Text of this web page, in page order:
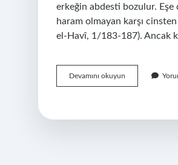
erkeğin abdesti bozulur. Eşe
haram olmayan karşı
el-Havî, 1/183-187). Ancak
Devamını okuyun
Dudağından
Bozar